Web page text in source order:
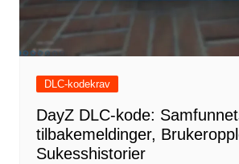
DLC-kodekrav
DayZ DLC-kode:
tilbakemeldinger,
Sukesshistorier